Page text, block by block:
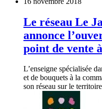
Le réseau Le
annonce
point de vente
L’enseigne spécialisée
et de bouquets à la
son réseau sur le